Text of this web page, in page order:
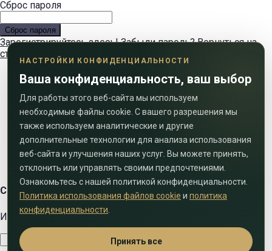
НАСТРОЙКИ КОНФИДЕНЦИАЛЬНОСТИ
Ваша конфиденциальность, ваш выбор
Для работы этого веб-сайта мы используем
необходимые файлы cookie. С вашего разрешения мы
также используем аналитические и другие
дополнительные технологии для анализа использования
веб-сайта и улучшения наших услуг. Вы можете принять,
отклонить или управлять своими предпочтениями.
Ознакомьтесь с нашей политикой конфиденциальности.
Политика использования файлов cookie и политика
конфиденциальности
Принять все
Сброс пароля
Сброс пароля
Зарегистрируйтесь здесь! Забыли пароль? Вернуться на
страницу входа
Свяжитесь с нами
Используйте форму ниже, чтобы связаться с нами!